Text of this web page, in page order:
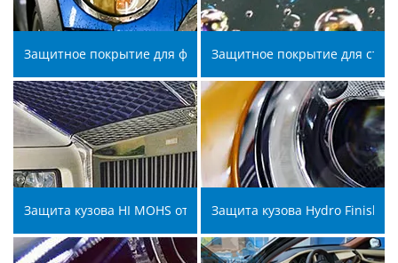
Защитное покрытие для фар G'zox ®Защитное покрытие для
Защита кузова HI MOHS от Beautiful G'zox ® срок службы до
Защита кузова Hydro Finish